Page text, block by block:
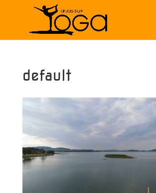
default